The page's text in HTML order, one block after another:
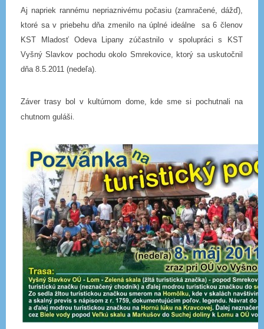
Aj napriek rannému nepriaznivému počasiu (zamračené, dážď),
ktoré sa v priebehu dňa zmenilo na úplné ideálne sa6 členov
KST Mladosť Odeva Lipany zúčastnilo v spolupráci s KST
Vyšný Slavkov pochodu okolo Smrekovice, ktorý sa uskutočnil
dňa 8.5.2011 (nedeľa).
Záver trasy bol v kultúrnom dome, kde sme si pochutnali na
chutnom guláši.